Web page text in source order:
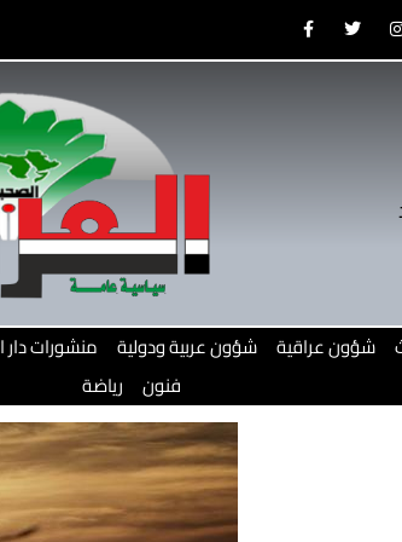
F
a
e
T
w
t
I
t
شؤون عراقية شؤون عربية ودولية منشورات دار
فنون رياضة